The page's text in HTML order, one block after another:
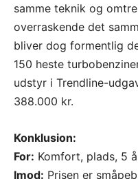
samme teknik og
overraskende det
bliver dog formentlig
150 heste
udstyr i Trendline-
388.000 kr.
Konklusion:
For: Komfort, plads, 5
Imod: Prisen er